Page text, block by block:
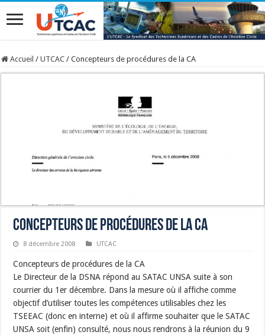
Accueil / UTCAC / Concepteurs de procédures de la CA
Concepteurs de procédures de la CA
8 décembre 2008 UTCAC
Concepteurs de procédures de la CA
Le Directeur de la DSNA répond au SATAC UNSA suite à son
courrier du 1er décembre. Dans la mesure où il affiche comme
objectif d’utiliser toutes les compétences utilisables chez les
TSEEAC (donc en interne) et où il affirme souhaiter que le SATAC
UNSA soit (enfin) consulté, nous nous rendrons à la réunion du 9